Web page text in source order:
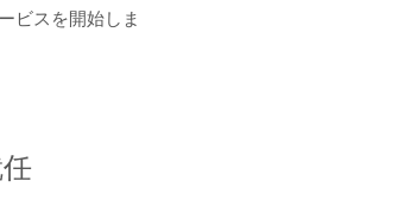
ビスを開始しま